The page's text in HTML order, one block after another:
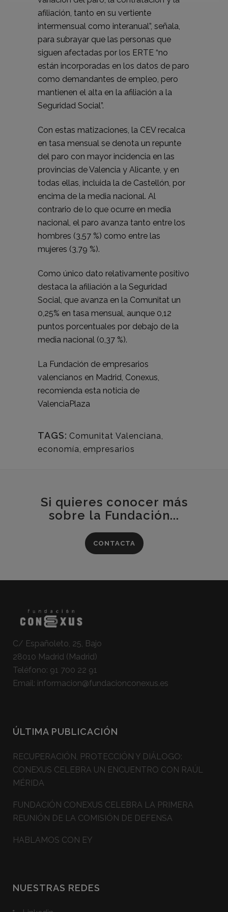
afiliación, tanto en su vertiente
intermensual como interanual”, señala,
para subrayar que las personas que
siguen afectadas por los ERTE “no
están incorporadas en los datos de paro
como demandantes de empleo, pero
mantienen el alta en la afiliación a la
Seguridad Social”.
Con estas matizaciones, la CEV recalca
en tasa mensual se denota un repunte
del paro con mayor incidencia en las
provincias de Valencia y Alicante, y en
todas ellas, incluida la de Castellón, por
encima de la media nacional. Al
contrario de lo que ocurre en media
nacional, el paro avanza tanto entre los
hombres (3,57 %) como entre las
mujeres (3,79 %).
Como único dato relativamente positivo
destaca la afiliación a la Seguridad
Social, que avanza en la Comunitat un
0,25% en tasa mensual, aunque 0,12
puntos porcentuales por debajo de la
media nacional (0,37 %).
La Fundación de empresarios
valencianos en Madrid, Conexus,
recomienda esta noticia de
ValenciaPlaza
TAGS: Comunitat Valenciana,
economía, empresarios
Si quieres conocer más
sobre la Fundación...
CONTACTA
C/ Españoleto, 25, Bajo
28010 Madrid (Madrid)
Teléfono: 91 700 22 91
Email: informacion@fundacionconexus.es
ÚLTIMA PUBLICACIÓN
RECUPERACIÓN, PROTECCIÓN Y DIÁLOGO:
CONEXUS CELEBRA UN ENCUENTRO CON RAÚL
MÉRIDA
FUNDACIÓN CONEXUS CELEBRA LA PRIMERA
REUNIÓN DE LA COMISIÓN DE DEFENSA
HABLAMOS CON EY
NUESTRAS REDES